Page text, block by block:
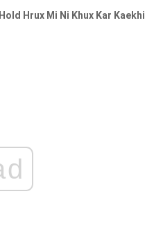
Hrux Mi Ni Khux Kar Kaekhi